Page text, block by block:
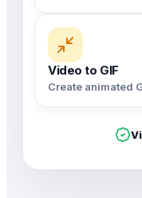
Video to GIF
Create animated